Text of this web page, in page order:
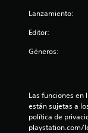
Lanzamiento:
Editor:
Géneros:
Las funciones en
están sujetas a
política de
playstation.com/